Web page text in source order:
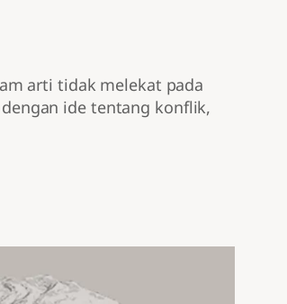
arti tidak melekat pada
ide tentang konflik,